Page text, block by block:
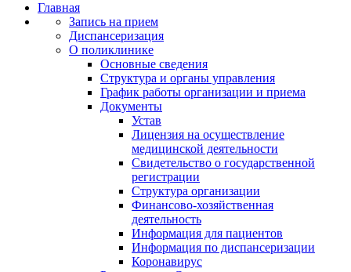
Главная
Запись на прием
Диспансеризация
О поликлинике
Основные сведения
Структура и органы управления
График работы организации и приема
Документы
Устав
Лицензия на осуществление
медицинской деятельности
Свидетельство о государственной
регистрации
Структура организации
Финансово-хозяйственная
деятельность
Информация для пациентов
Информация по диспансеризации
Коронавирус